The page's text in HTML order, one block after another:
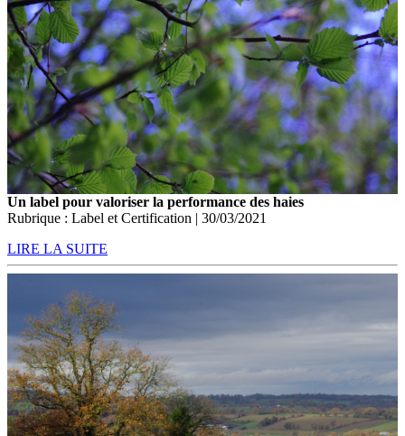
Un label pour valoriser la performance des haies
Rubrique : Label et Certification | 30/03/2021
LIRE LA SUITE